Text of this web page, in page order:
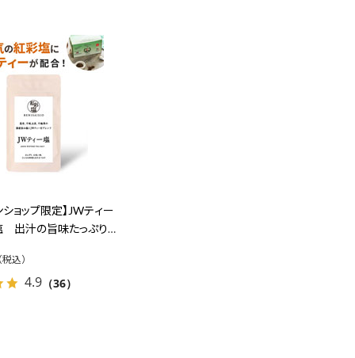
ショップ限定】JWティー
出汁の旨味たっぷり
4.9 （36）